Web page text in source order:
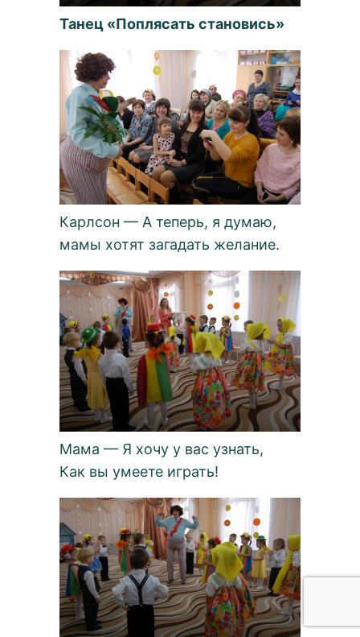
Танец «Поплясать становись»
Карлсон — А теперь, я думаю,
мамы хотят загадать желание.
Мама — Я хочу у вас узнать,
Как вы умеете играть!